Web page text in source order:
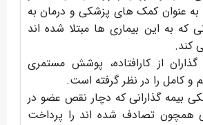
به عنوان کمک های پزشکی و درمان به
که به این بیماری ها مبتلا شده اند
کند.
گذاران از کارافتاده، پوشش مستمری
و کامل را در نظر گرفته است.
بیمه گذارانی که دچار نقص عضو در
همچون تصادف شده اند را پرداخت